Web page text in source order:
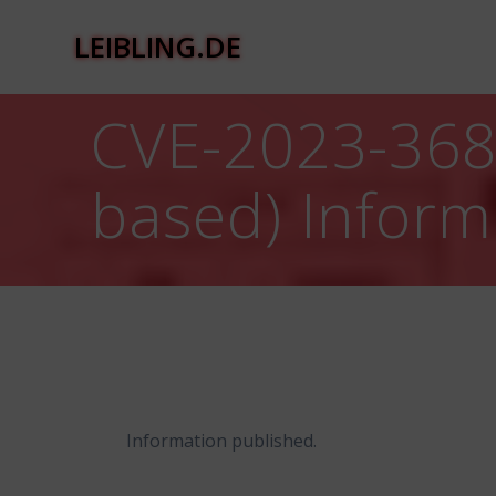
LEIBLING.DE
CVE-2023-
based)
Information published.